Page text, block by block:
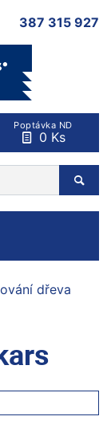
387 315 927
Poptávka ND
0 Ks
dřeva